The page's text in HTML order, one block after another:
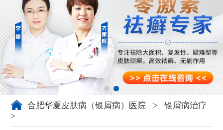
合肥华夏皮肤病（银屑病）医院 >
银屑病治疗
>